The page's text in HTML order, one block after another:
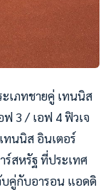
เภทชายคู่ เทนนิส
ฟ 3 / เอฟ 4 ฟิวเจ
ทนนิส อินเตอร์
ร์สหรัฐ ที่ประเทศ
บคู่กับอารอน แอดดิ